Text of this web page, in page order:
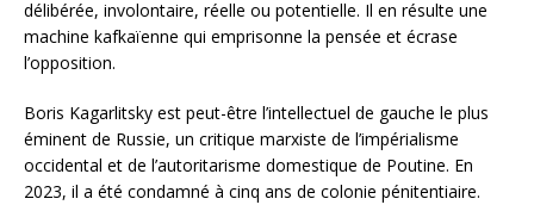
délibérée, involontaire, réelle ou potentielle. Il en résulte une
machine kafkaïenne qui emprisonne la pensée et écrase
l’opposition.
Boris Kagarlitsky est peut-être l’intellectuel de gauche le plus
éminent de Russie, un critique marxiste de l’impérialisme
occidental et de l’autoritarisme domestique de Poutine. En
2023, il a été condamné à cinq ans de colonie pénitentiaire.